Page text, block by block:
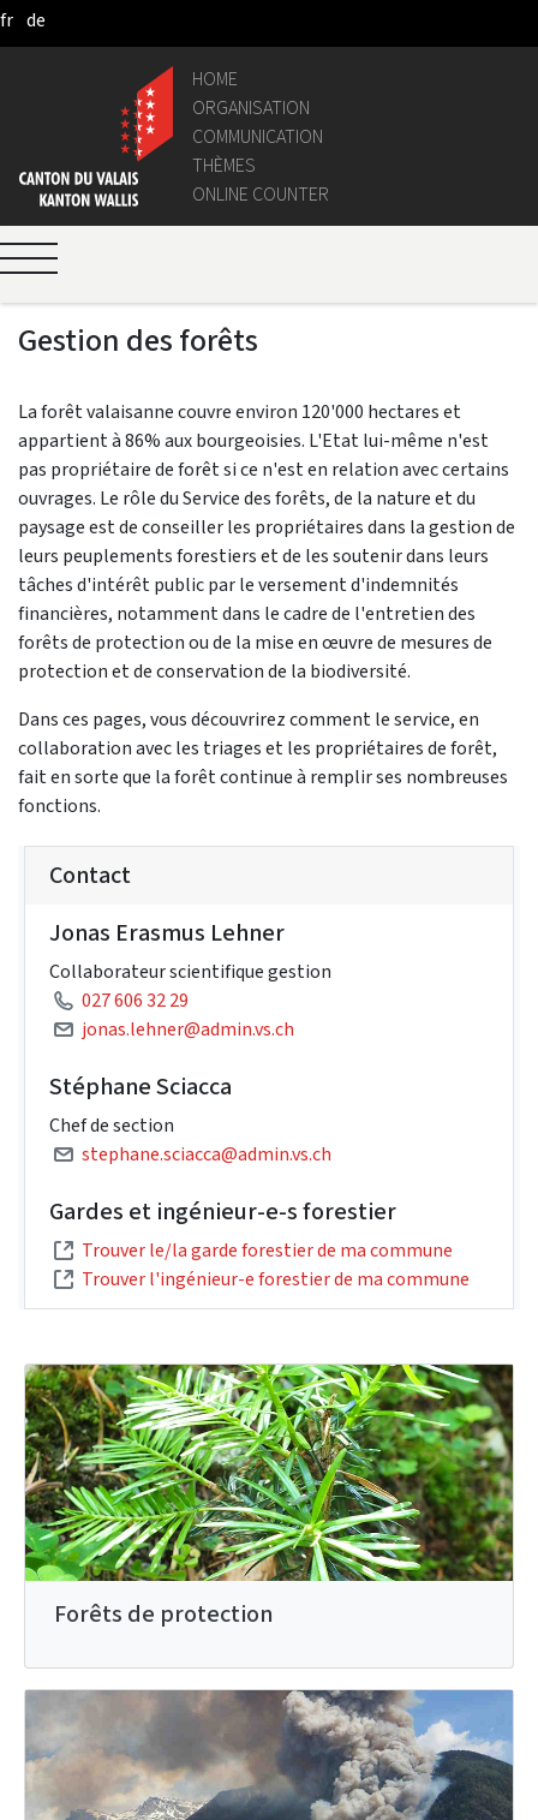
Skip to Main Content
fr de
HOME
ORGANISATION
COMMUNICATION
THÈMES
ONLINE COUNTER
Gestion des forêts
La forêt valaisanne couvre environ 120'000 hectares et
appartient à 86% aux bourgeoisies. L'Etat lui-même n'est
pas propriétaire de forêt si ce n'est en relation avec certains
ouvrages. Le rôle du Service des forêts, de la nature et du
paysage est de conseiller les propriétaires dans la gestion de
leurs peuplements forestiers et de les soutenir dans leurs
tâches d'intérêt public par le versement d'indemnités
financières, notamment dans le cadre de l'entretien des
forêts de protection ou de la mise en œuvre de mesures de
protection et de conservation de la biodiversité.
Dans ces pages, vous découvrirez comment le service, en
collaboration avec les triages et les propriétaires de forêt,
fait en sorte que la forêt continue à remplir ses nombreuses
fonctions.
Contact
Jonas Erasmus Lehner
Collaborateur scientifique gestion
027 606 32 29
jonas.lehner@admin.vs.ch
Stéphane Sciacca
Chef de section
stephane.sciacca@admin.vs.ch
Gardes et ingénieur-e-s forestier
Trouver le/la garde forestier de ma commune
Trouver l'ingénieur-e forestier de ma commune
Forêts de protection